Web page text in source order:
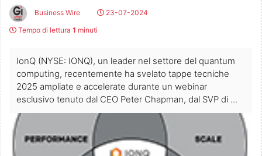
Business Wire
23-07-2024
Tempo di lettura 1 minuti
IonQ (NYSE: IONQ), un leader nel settore del quantum
computing, recentemente ha svelato tappe tecniche
2025 ampliate e accelerate durante un webinar
esclusivo tenuto dal CEO Peter Chapman, dal SVP di ...